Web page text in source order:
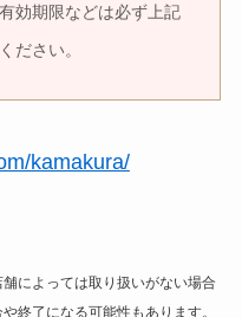
効期限などは必ず上記
ださい。
kamakura/
によっては取り扱いがない場合
終了になる可能性もあります。